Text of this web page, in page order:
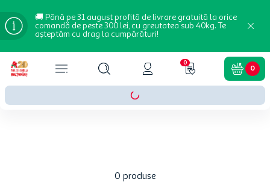
🚚 Până pe 31 august profită de livrare gratuită la orice
comandă de peste 300 lei, cu greutatea sub 40kg. Te
așteptăm cu drag la cumpărături!
0
0
0 produse